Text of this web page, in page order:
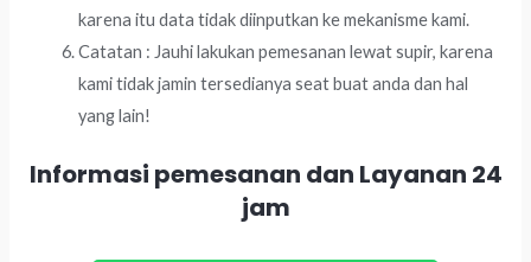
karena itu data tidak diinputkan ke mekanisme kami.
Catatan : Jauhi lakukan pemesanan lewat supir, karena
kami tidak jamin tersedianya seat buat anda dan hal
yang lain!
Informasi pemesanan dan Layanan 24
jam